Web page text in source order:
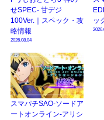
せSPEC- 甘デジ
100Ver.｜スペック・攻
略情報
2026.08.04
ッ
スマパチSAO-ソードア
ートオンライン-アリシ